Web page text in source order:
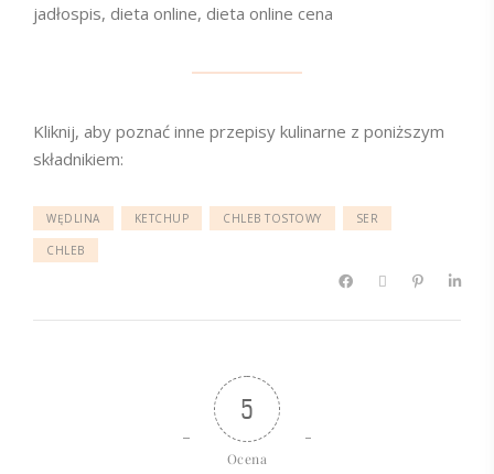
jadłospis, dieta online, dieta online cena
Kliknij, aby poznać inne przepisy kulinarne z poniższym
składnikiem:
WĘDLINA KETCHUP CHLEB TOSTOWY SER
CHLEB
5
Ocena